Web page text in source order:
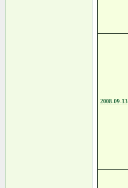
2008-09-13